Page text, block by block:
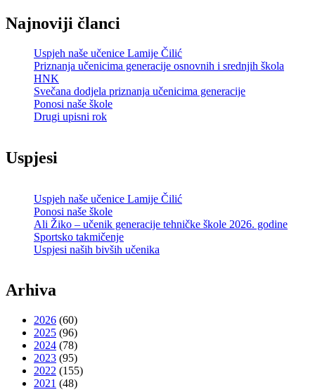
Najnoviji članci
Uspjeh naše učenice Lamije Čilić
Priznanja učenicima generacije osnovnih i srednjih škola
HNK
Svečana dodjela priznanja učenicima generacije
Ponosi naše škole
Drugi upisni rok
Uspjesi
Uspjeh naše učenice Lamije Čilić
Ponosi naše škole
Ali Žiko – učenik generacije tehničke škole 2026. godine
Sportsko takmičenje
Uspjesi naših bivših učenika
Arhiva
2026 (60)
2025 (96)
2024 (78)
2023 (95)
2022 (155)
2021 (48)